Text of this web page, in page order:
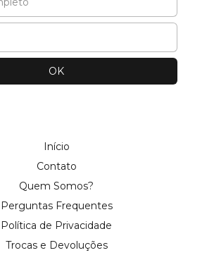
Início
Contato
Quem Somos?
Perguntas Frequentes
Política de Privacidade
Trocas e Devoluções